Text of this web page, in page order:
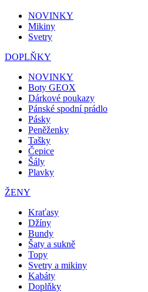
NOVINKY
Mikiny
Svetry
DOPLŇKY
NOVINKY
Boty GEOX
Dárkové poukazy
Pánské spodní prádlo
Pásky
Peněženky
Tašky
Čepice
Šály
Plavky
ŽENY
Kraťasy
Džíny
Bundy
Šaty a sukně
Topy
Svetry a mikiny
Kabáty
Doplňky